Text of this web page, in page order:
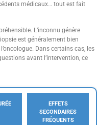
médicaux… tout est fait
L’inconnu génère
est généralement bien
Dans certains cas, les
avant l’intervention, ce
EFFETS
SECONDAIRES
FRÉQUENTS